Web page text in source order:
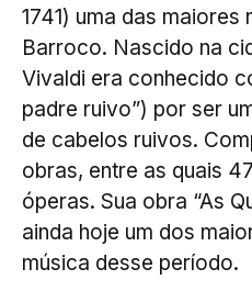
1741) uma das
Barroco. Nascido na
Vivaldi era conhecido
padre ruivo”) por ser
de cabelos ruivos.
obras, entre as quais
óperas. Sua obra “As
ainda hoje um dos
música desse período.